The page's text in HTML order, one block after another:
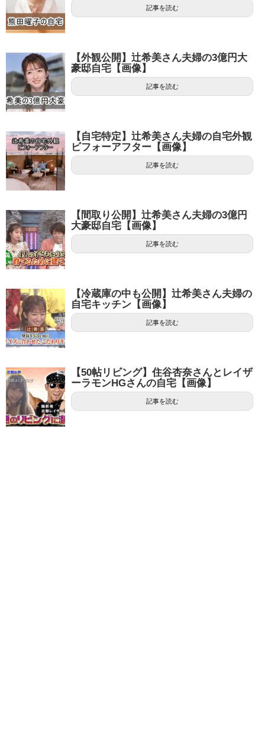
記事を読む
【外観公開】辻希美さん夫婦の3億円大
豪邸自宅【画像】
記事を読む
【自宅特定】辻希美さん夫婦の自宅外観
ビフォーアフター【画像】
記事を読む
【間取り公開】辻希美さん夫婦の3億円
大豪邸自宅【画像】
記事を読む
【冷蔵庫の中も公開】辻希美さん夫婦の
自宅キッチン【画像】
記事を読む
【50帖リビング】住谷杏奈さんとレイザ
ーラモンHGさんの自宅【画像】
記事を読む